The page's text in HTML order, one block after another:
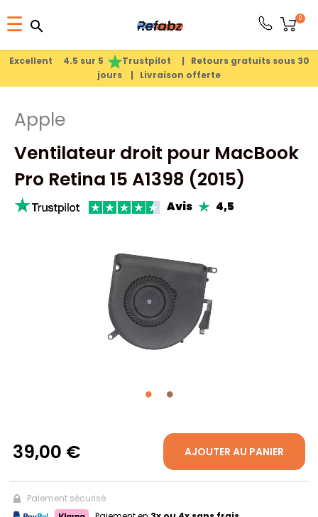
Excellent 4.5 sur 5 Trustpilot | Retours gratuits sous 30
jours | Livraison offerte
Basculer
la
navigation
☰ search
0
search
39,00 € AJOUTER AU PANIER
Paiement sécurisé
Apple
Ventilateur droit pour MacBook
Pro Retina 15 A1398 (2015)
Avis 4,5
search
PRODUITS
APPLE
PIÈCES
DÉTACHÉES
FR